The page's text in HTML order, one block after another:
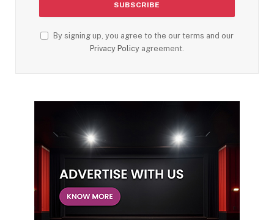
By signing up, you agree to the our terms and our
Privacy Policy agreement.